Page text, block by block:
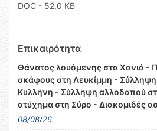
DOC - 52,0 KB
Επικαιρότητα
Θάνατος λουόμενης στα Χανιά -
σκάφους στη Λευκίμμη -
Κυλλήνη - Σύλληψη αλλοδαπού
ατύχημα στη Σύρο - Διακομιδές
08/08/26